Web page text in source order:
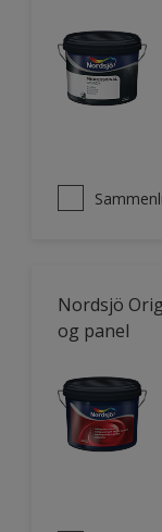
Nordsjö
og panel